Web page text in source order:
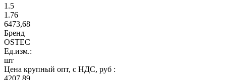
1.5
1.76
6473,68
Бренд
OSTEC
Ед.изм.:
шт
Цена крупный опт, с НДС, руб :
4207,89